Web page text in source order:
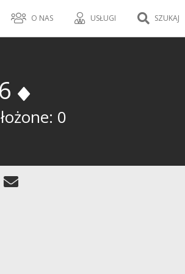
O NAS USŁUGI SZUKAJ
0